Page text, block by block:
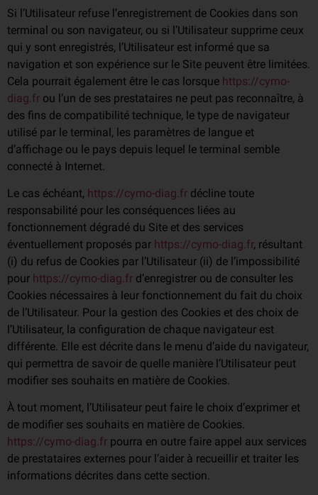
Si l’Utilisateur refuse l’enregistrement de Cookies dans son
terminal ou son navigateur, ou si l’Utilisateur supprime ceux
qui y sont enregistrés, l’Utilisateur est informé que sa
navigation et son expérience sur le Site peuvent être limitées.
Cela pourrait également être le cas lorsque https://cymo-
diag.fr ou l’un de ses prestataires ne peut pas reconnaître, à
des fins de compatibilité technique, le type de navigateur
utilisé par le terminal, les paramètres de langue et
d’affichage ou le pays depuis lequel le terminal semble
connecté à Internet.
Le cas échéant, https://cymo-diag.fr décline toute
responsabilité pour les conséquences liées au
fonctionnement dégradé du Site et des services
éventuellement proposés par https://cymo-diag.fr, résultant
(i) du refus de Cookies par l’Utilisateur (ii) de l’impossibilité
pour https://cymo-diag.fr d’enregistrer ou de consulter les
Cookies nécessaires à leur fonctionnement du fait du choix
de l’Utilisateur. Pour la gestion des Cookies et des choix de
l’Utilisateur, la configuration de chaque navigateur est
différente. Elle est décrite dans le menu d’aide du navigateur,
qui permettra de savoir de quelle manière l’Utilisateur peut
modifier ses souhaits en matière de Cookies.
À tout moment, l’Utilisateur peut faire le choix d’exprimer et
de modifier ses souhaits en matière de Cookies.
https://cymo-diag.fr pourra en outre faire appel aux services
de prestataires externes pour l’aider à recueillir et traiter les
informations décrites dans cette section.